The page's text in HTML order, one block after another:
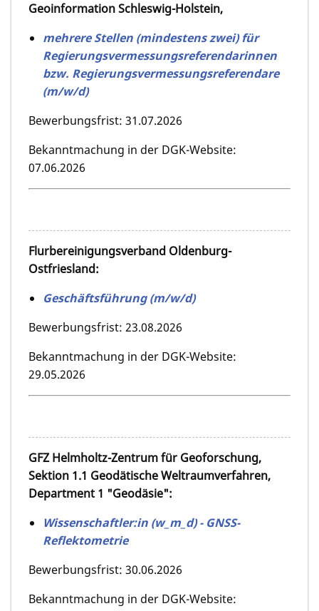
Geoinformation Schleswig-Holstein,
mehrere Stellen (mindestens zwei) für
Regierungsvermessungsreferendarinnen
bzw. Regierungsvermessungsreferendare
(m/w/d)
Bewerbungsfrist: 31.07.2026
Bekanntmachung in der DGK-Website:
07.06.2026
Flurbereinigungsverband Oldenburg-
Ostfriesland:
Geschäftsführung (m/w/d)
Bewerbungsfrist: 23.08.2026
Bekanntmachung in der DGK-Website:
29.05.2026
GFZ Helmholtz-Zentrum für Geoforschung,
Sektion 1.1 Geodätische Weltraumverfahren,
Department 1 "Geodäsie":
Wissenschaftler:in (w_m_d) - GNSS-
Reflektometrie
Bewerbungsfrist: 30.06.2026
Bekanntmachung in der DGK-Website: